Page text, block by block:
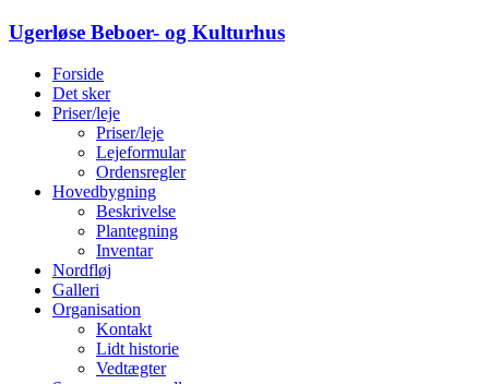
Ugerløse Beboer- og Kulturhus
Forside
Det sker
Priser/leje
Priser/leje
Lejeformular
Ordensregler
Hovedbygning
Beskrivelse
Plantegning
Inventar
Nordfløj
Galleri
Organisation
Kontakt
Lidt historie
Vedtægter